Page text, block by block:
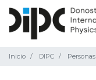
Inicio DIPC Personas